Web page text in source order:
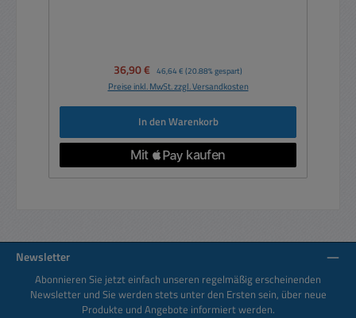
Verkaufspreis:
36,90 € Regulärer Preis:
46,64 € (20.88% gespart)
Preise inkl. MwSt. zzgl. Versandkosten
In den Warenkorb
Newsletter
Abonnieren Sie jetzt einfach unseren regelmäßig erscheinenden
Newsletter und Sie werden stets unter den Ersten sein, über neue
Produkte und Angebote informiert werden.